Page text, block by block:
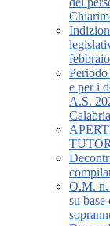
e per i
A.S.
O.M. n.
su